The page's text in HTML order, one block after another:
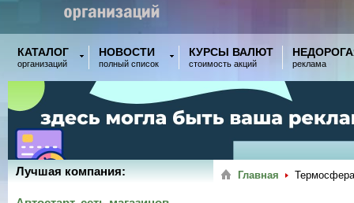
КАТАЛОГ
организаций
НОВОСТИ
полный список
КУРСЫ ВАЛЮТ
стоимость акций реклама
Главная
Лучшая компания: